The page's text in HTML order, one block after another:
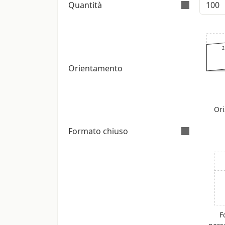
Quantità
L’ordine è
Orientamento
Formato chiuso